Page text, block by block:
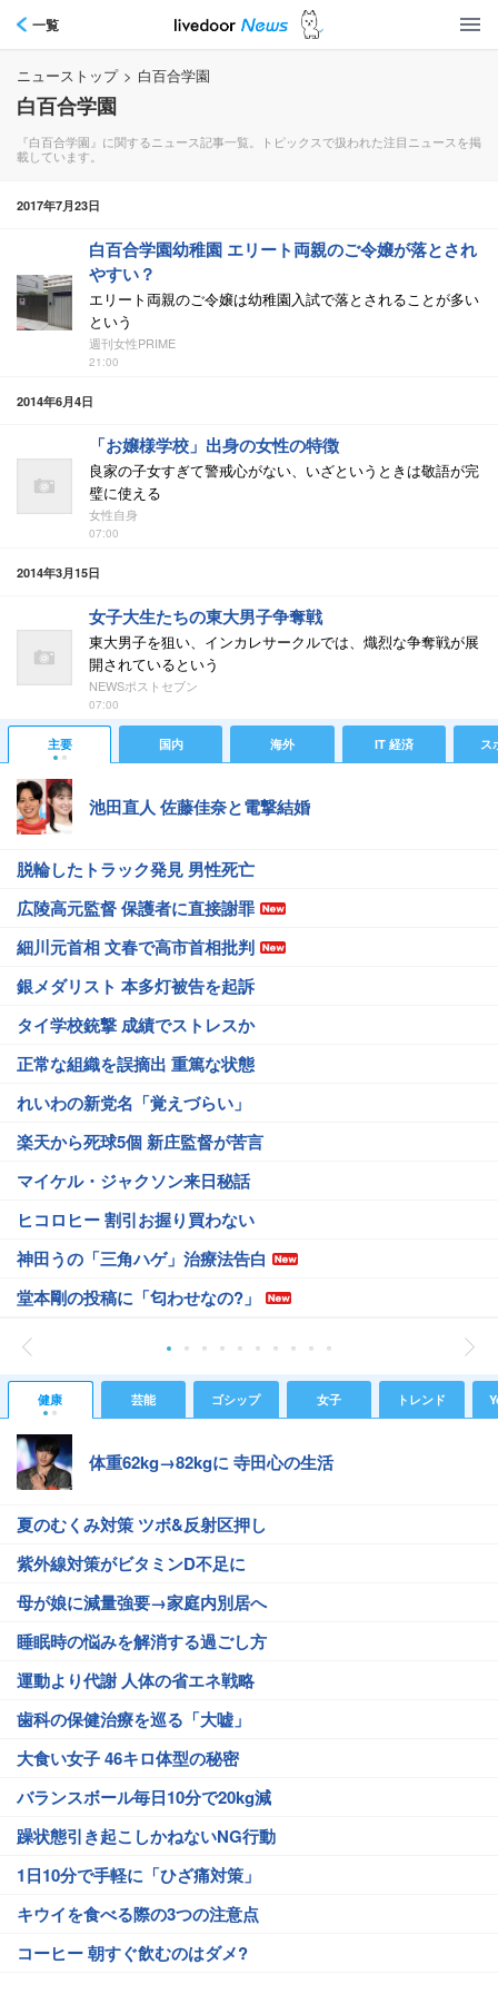
一覧
ニューストップ > 白百合学園
白百合学園
『白百合学園』に関するニュース記事一覧。トピックスで扱われた注目ニュースを掲
載しています。
2017年7月23日
白百合学園幼稚園 エリート両親のご令嬢が落とされ
やすい？
エリート両親のご令嬢は幼稚園入試で落とされることが多い
という
週刊女性PRIME
21:00
2014年6月4日
「お嬢様学校」出身の女性の特徴
良家の子女すぎて警戒心がない、いざというときは敬語が完
璧に使える
女性自身
07:00
2014年3月15日
女子大生たちの東大男子争奪戦
東大男子を狙い、インカレサークルでは、熾烈な争奪戦が展
開されているという
NEWSポストセブン
07:00
主要 国内 海外 IT 経済 ス
池田直人 佐藤佳奈と電撃結婚
脱輪したトラック発見 男性死亡
広陵高元監督 保護者に直接謝罪
細川元首相 文春で高市首相批判
銀メダリスト 本多灯被告を起訴
タイ学校銃撃 成績でストレスか
正常な組織を誤摘出 重篤な状態
れいわの新党名「覚えづらい」
楽天から死球5個 新庄監督が苦言
マイケル・ジャクソン来日秘話
ヒコロヒー 割引お握り買わない
神田うの「三角ハゲ」治療法告白
堂本剛の投稿に「匂わせなの?」
健康 芸能 ゴシップ 女子 トレンド
体重62kg→82kgに 寺田心の生活
夏のむくみ対策 ツボ&反射区押し
紫外線対策がビタミンD不足に
母が娘に減量強要→家庭内別居へ
睡眠時の悩みを解消する過ごし方
運動より代謝 人体の省エネ戦略
歯科の保健治療を巡る「大嘘」
大食い女子 46キロ体型の秘密
バランスボール毎日10分で20kg減
躁状態引き起こしかねないNG行動
1日10分で手軽に「ひざ痛対策」
キウイを食べる際の3つの注意点
コーヒー 朝すぐ飲むのはダメ?